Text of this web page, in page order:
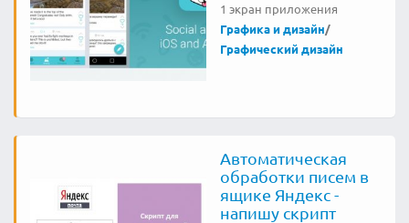
1 экран приложения
Графика и дизайн/
Графический дизайн
Автоматическая
обработки писем в
ящике Яндекс -
напишу скрипт